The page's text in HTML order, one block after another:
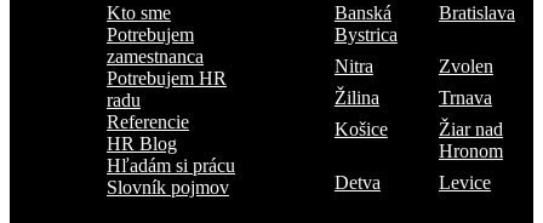
Kto sme
Potrebujem
zamestnanca
Potrebujem HR
radu
Referencie
HR Blog
Hľadám si prácu
Slovník pojmov
Banská
Bystrica
Bratislava
Nitra
Zvolen
Žilina
Trnava
Košice
Žiar nad
Hronom
Detva
Levice